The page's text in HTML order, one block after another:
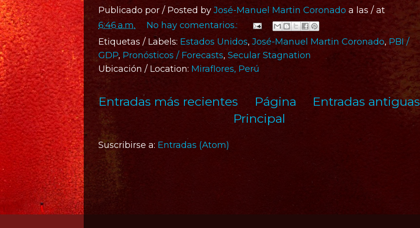
Publicado por / Posted by José-Manuel Martin Coronado a las / at
6:46 a.m.
No hay comentarios.:
Etiquetas / Labels: Estados Unidos, José-Manuel Martin Coronado, PBI /
GDP, Pronósticos / Forecasts, Secular Stagnation
Ubicación / Location: Miraflores, Perú
Entradas más recientes Entradas antiguas
Página
Principal
Suscribirse a: Entradas (Atom)